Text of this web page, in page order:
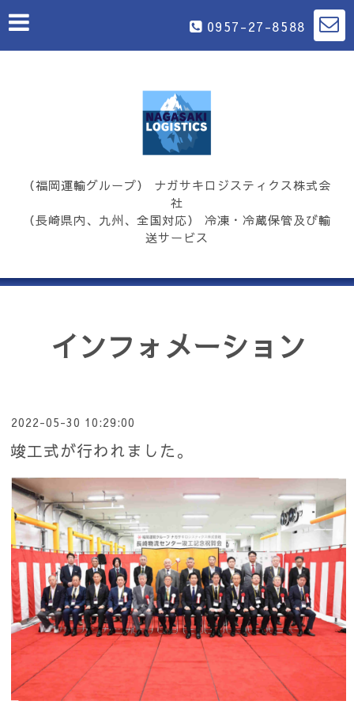
0957-27-8588
（福岡運輸グループ） ナガサキロジスティクス株式会
社
（長崎県内、九州、全国対応） 冷凍・冷蔵保管及び輸
送サービス
インフォメーション
2022-05-30 10:29:00
竣工式が行われました。